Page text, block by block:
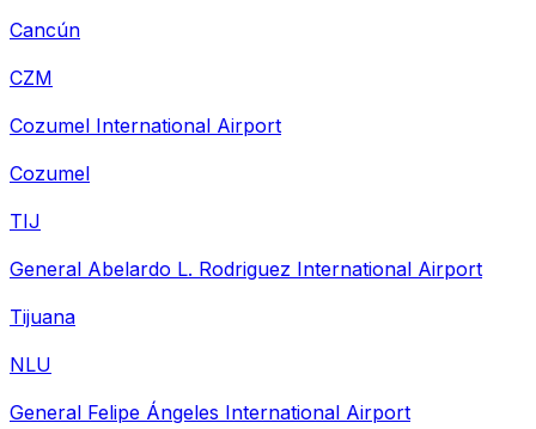
Cancún
CZM
Cozumel International Airport
Cozumel
TIJ
General Abelardo L. Rodriguez International Airport
Tijuana
NLU
General Felipe Ángeles International Airport